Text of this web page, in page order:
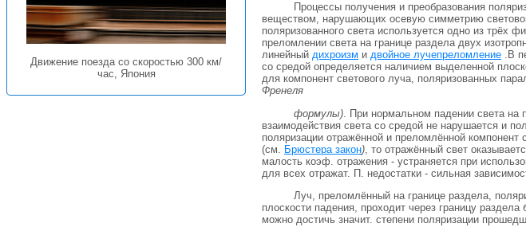
Движение поезда со скоростью 300 км/
час, Япония
Процессы получения и преобразования
веществом, нарушающих осевую симметрию
поляризованного света используется одно из трёх
преломлении света на границе раздела двух
линейный дихроизм и двойное лучепреломление .В
со средой определяется наличием выделенной
для компонент светового луча, поляризованных
Френеля
формулы) . При нормальном падении света на
взаимодействия света со средой не нарушается и
поляризации отражённой и преломлённой компонент
(см. Брюстера закон) , то отражённый свет
малость коэф. отражения - устраняется при
для всех отражат. П. недостатки - сильная
Луч, преломлённый на границе раздела,
плоскости падения, проходит через границу
можно достичь значит. степени поляризации